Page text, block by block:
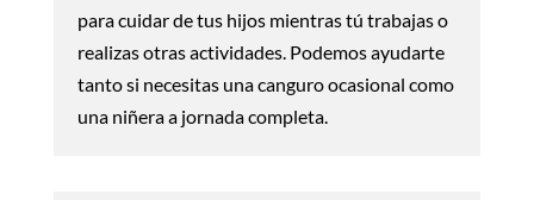
para cuidar de tus hijos mientras tú trabajas o
realizas otras actividades. Podemos ayudarte
tanto si necesitas una canguro ocasional como
una niñera a jornada completa.